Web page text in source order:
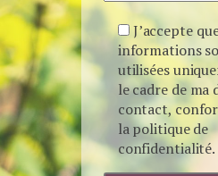
J’accepte
informations
utilisées
le cadre de ma
contact,
la politique de
confidentialité.